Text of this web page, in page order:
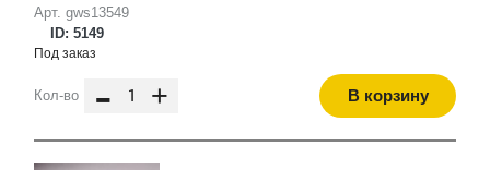
Арт. gws13549
ID: 5149
Под заказ
Кол-во - + В корзину